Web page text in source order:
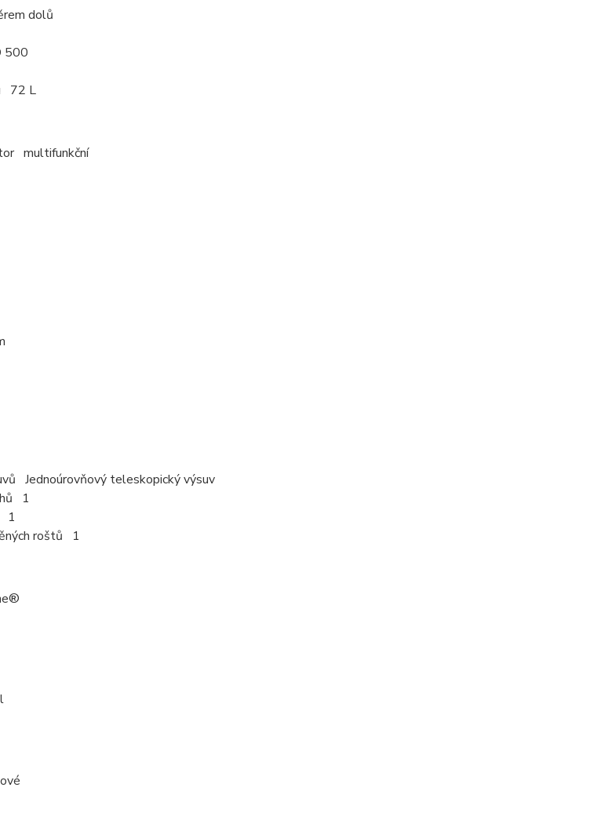
dolů
500
72 L
multifunkční
Jednoúrovňový teleskopický výsuv
1
1
roštů 1